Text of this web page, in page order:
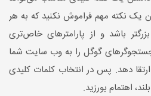
یک نکته مهم فراموش نکنید که به هر
باشد و از پارامترهای خاص‌تری
گوگل را به وب سایت شما
دهد. پس در انتخاب کلمات کلیدی
اهتمام بورزید.